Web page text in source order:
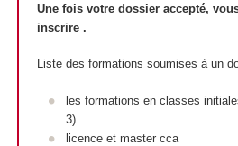
Une fois votre dossier accepté,
inscrire .
Liste des formations soumises à un
les formations en classes
3)
licence et master cca